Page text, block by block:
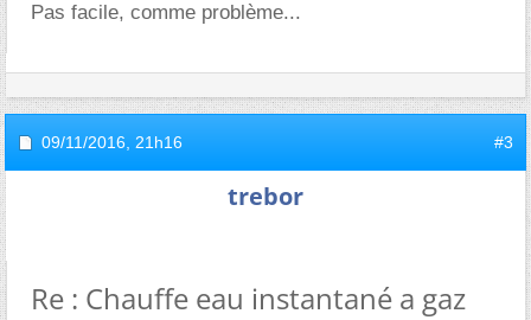
Pas facile, comme problème...
09/11/2016, 21h16 #3
trebor
Re : Chauffe eau instantané a gaz